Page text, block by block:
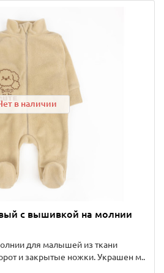
в наличии
с вышивкой на молнии
для малышей из ткани
и закрытые ножки. Украшен м..